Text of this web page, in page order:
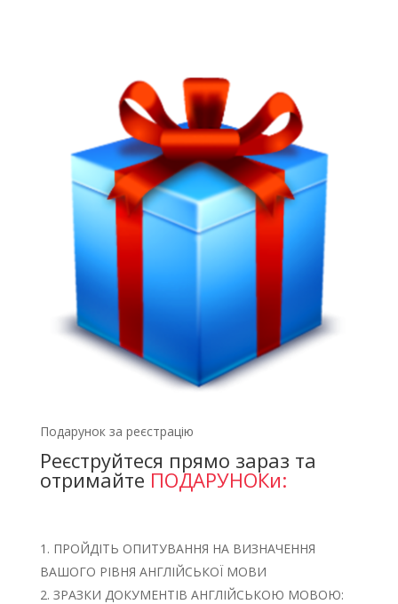
Подарунок за реєстрацію
Реєструйтеся прямо зараз та
отримайте ПОДАРУНОКи:
ПРОЙДІТЬ ОПИТУВАННЯ НА ВИЗНАЧЕННЯ
ВАШОГО РІВНЯ АНГЛІЙСЬКОЇ МОВИ
ЗРАЗКИ ДОКУМЕНТІВ АНГЛІЙСЬКОЮ МОВОЮ: